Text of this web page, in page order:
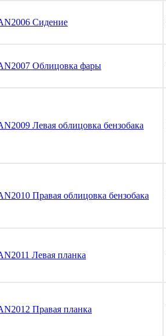
Сидение
Облицовка фары
Левая облицовка бензобака
Правая облицовка бензобака
Левая планка
Правая планка